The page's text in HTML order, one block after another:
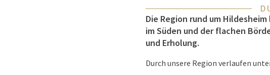
Die Region rund um
im Süden und der flachen
und Erholung.
Durch unsere Region verlaufen